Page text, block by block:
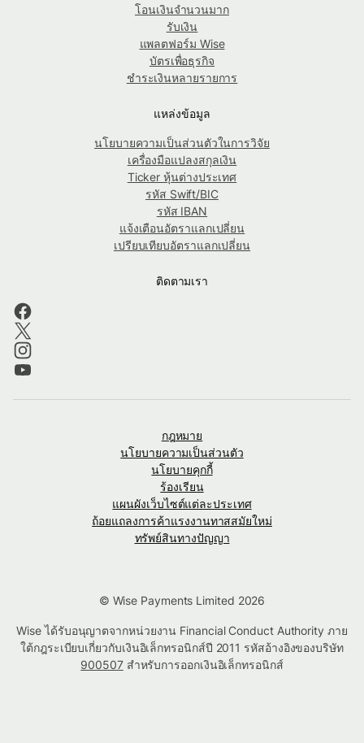
โอนเงินจำนวนมาก
รับเงิน
แพลตฟอร์ม Wise
บัตรเพื่อธุรกิจ
ชำระเงินหลายรายการ
แหล่งข้อมูล
นโยบายความเป็นส่วนตัวในการวิจัย
เครื่องมือแปลงสกุลเงิน
Ticker หุ้นต่างประเทศ
รหัส Swift/BIC
รหัส IBAN
แจ้งเตือนอัตราแลกเปลี่ยน
เปรียบเทียบอัตราแลกเปลี่ยน
ติดตามเรา
กฎหมาย
นโยบายความเป็นส่วนตัว
นโยบายคุกกี้
ร้องเรียน
แผนผังเว็บไซต์แต่ละประเทศ
ถ้อยแถลงการค้าแรงงานทาสสมัยใหม่
ทรัพย์สินทางปัญญา
© Wise Payments Limited 2026
Wise ได้รับอนุญาตจากหน่วยงาน Financial Conduct Authority ภาย
ใต้กฎระเบียบเกี่ยวกับเงินอิเล็กทรอนิกส์ปี 2011 รหัสอ้างอิงของบริษัท
900507สำหรับการออกเงินอิเล็กทรอนิกส์